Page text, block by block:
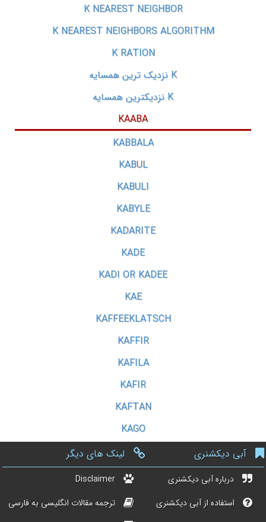
K NEAREST NEIGHBOR
K NEAREST NEIGHBORS ALGORITHM
K RATION
K نزدیک ترین همسایه
K نزدیکترین همسایه
KAABA
KABBALA
KABUL
KABULI
KABYLE
KADARITE
KADE
KADI OR KADEE
KAE
KAFFEEKLATSCH
KAFFIR
KAFILA
KAFIR
KAFTAN
KAGO
آبی دیکشنری
درباره آبی دیکشنری
استفاده از آبی دیکشنری
لینک های دیگر
Disclaimer
ترجمه مقالات انگلیسی به فارسی